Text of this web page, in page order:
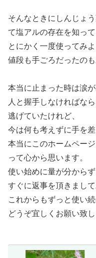
そんなときにしんじょ
て塩アルの存在を知って
とにかく一度使ってみ
値段も手ごろだったのも
本当に止まった時は涙
人と握手しなければな
逃げていたけれど、
今は何も考えずに手を差
本当にこのホームペー
って心から思います。
使い始めに量が分から
すぐに返事を頂きまし
これからもずっと使い
どうぞ宜しくお願い致し